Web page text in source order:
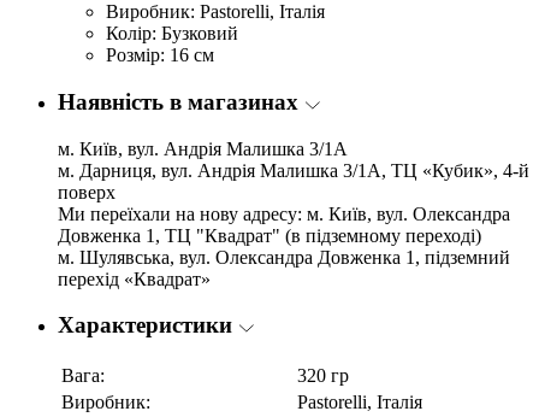
Виробник: Pastorelli, Італія
Колір: Бузковий
Розмір: 16 см
Наявність в магазинах
м. Київ, вул. Андрія Малишка 3/1А
м. Дарниця, вул. Андрія Малишка 3/1А, ТЦ «Кубик», 4-й
поверх
Ми переїхали на нову адресу: м. Київ, вул. Олександра
Довженка 1, ТЦ "Квадрат" (в підземному переході)
м. Шулявська, вул. Олександра Довженка 1, підземний
перехід «Квадрат»
Характеристики
Вага:
320 гр
Виробник:
Pastorelli, Італія